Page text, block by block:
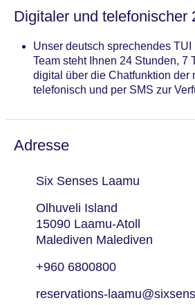
Gesichtsbehandlung, Maniküre,
Digitaler und telefonischer
Unser deutsch sprechendes
Team steht Ihnen 24 Stunden, 7
digital über die Chatfunktion der
telefonisch und per SMS zur
Adresse
Six Senses Laamu
Olhuveli Island
15090 Laamu-Atoll
Malediven Malediven
+960 6800800
reservations-